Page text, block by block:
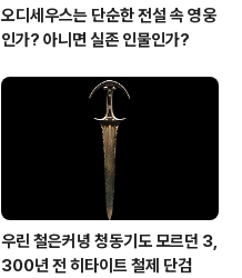
오디세우스는 단순한 전설 속 영웅
인가? 아니면 실존 인물인가?
우린 철은커녕 청동기도 모르던 3,
300년 전 히타이트 철제 단검